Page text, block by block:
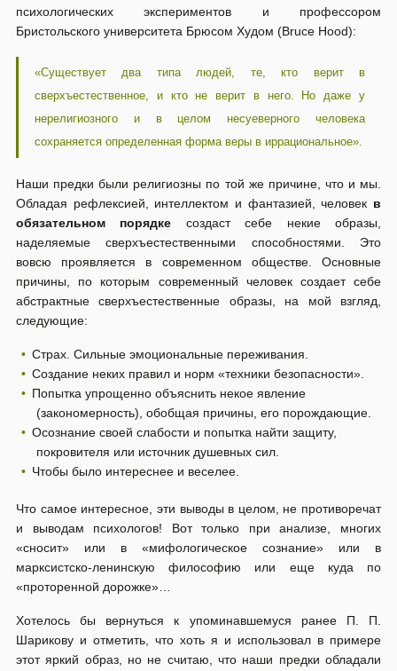
психологических экспериментов и профессором
Бристольского университета Брюсом Худом (Bruce Hood):
«Существует два типа людей, те, кто верит в
сверхъестественное, и кто не верит в него. Но даже у
нерелигиозного и в целом несуеверного человека
сохраняется определенная форма веры в иррациональное».
Наши предки были религиозны по той же причине, что и мы.
Обладая рефлексией, интеллектом и фантазией, человек в
обязательном порядке создаст себе некие образы,
наделяемые сверхъестественными способностями. Это
вовсю проявляется в современном обществе. Основные
причины, по которым современный человек создает себе
абстрактные сверхъестественные образы, на мой взгляд,
следующие:
Страх. Сильные эмоциональные переживания.
Создание неких правил и норм «техники безопасности».
Попытка упрощенно объяснить некое явление
(закономерность), обобщая причины, его порождающие.
Осознание своей слабости и попытка найти защиту,
покровителя или источник душевных сил.
Чтобы было интереснее и веселее.
Что самое интересное, эти выводы в целом, не противоречат
и выводам психологов! Вот только при анализе, многих
«сносит» или в «мифологическое сознание» или в
марксистско-ленинскую философию или еще куда по
«проторенной дорожке»…
Хотелось бы вернуться к упоминавшемуся ранее П. П.
Шарикову и отметить, что хоть я и использовал в примере
этот яркий образ, но не считаю, что наши предки обладали